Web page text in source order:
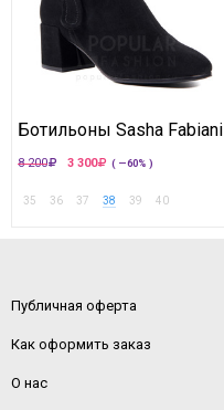
Ботильоны Sasha Fabiani
8 200 3 300 ( —60% )
35 36 37 38 39 40
Публичная оферта
Как оформить заказ
О нас